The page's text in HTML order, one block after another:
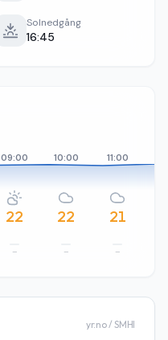
Solnedgång
16:45
09:00
22
–
10:00
22
–
11:00
21
–
yr.no / SMHI